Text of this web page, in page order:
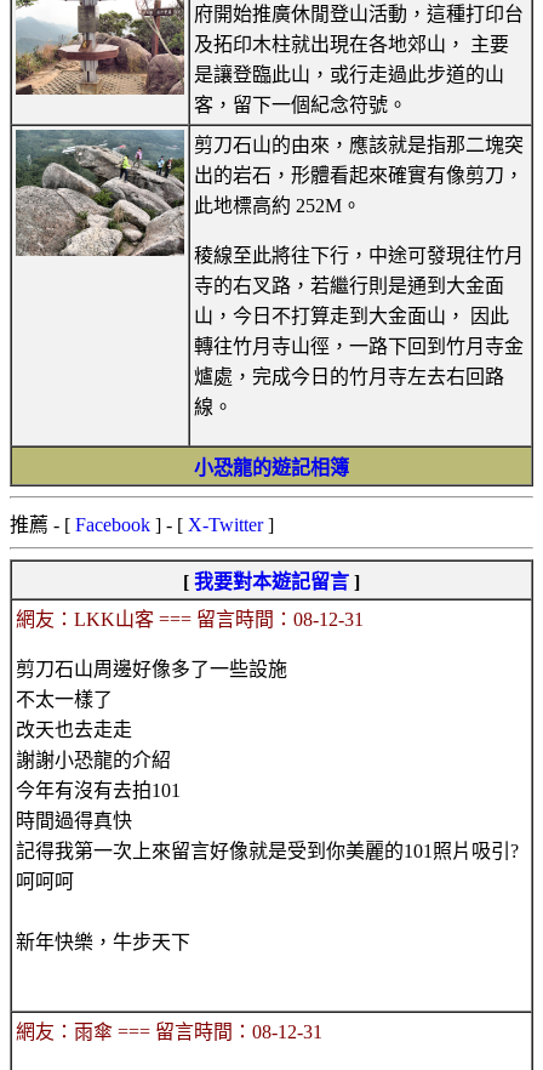
府開始推廣休閒登山活動，這種打印台
及拓印木柱就出現在各地郊山， 主要
是讓登臨此山，或行走過此步道的山
客，留下一個紀念符號。
剪刀石山的由來，應該就是指那二塊突
出的岩石，形體看起來確實有像剪刀，
此地標高約 252M。
稜線至此將往下行，中途可發現往竹月
寺的右叉路，若繼行則是通到大金面
山，今日不打算走到大金面山， 因此
轉往竹月寺山徑，一路下回到竹月寺金
爐處，完成今日的竹月寺左去右回路
線。
小恐龍的遊記相簿
推薦 - [ Facebook ] - [ X-Twitter]
[ 我要對本遊記留言 ]
網友：LKK山客 === 留言時間：08-12-31
剪刀石山周邊好像多了一些設施
不太一樣了
改天也去走走
謝謝小恐龍的介紹
今年有沒有去拍101
時間過得真快
記得我第一次上來留言好像就是受到你美麗的101照片吸引?
呵呵呵
新年快樂，牛步天下
網友：雨傘 === 留言時間：08-12-31